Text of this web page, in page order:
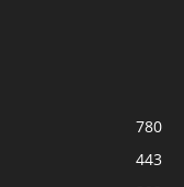
780
443